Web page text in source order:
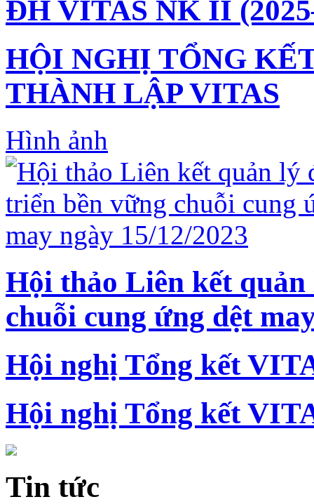
ĐH VITAS NK II
HỘI NGHỊ TỔNG
THÀNH LẬP VITAS
Hình ảnh
Hội thảo Liên kết
chuỗi cung ứng dệt
Hội nghị Tổng kết
Hội nghị Tổng kết
Tin tức